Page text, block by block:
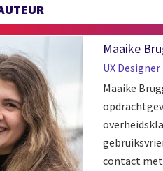
Maaike
UX Designer
Maaike
contact met